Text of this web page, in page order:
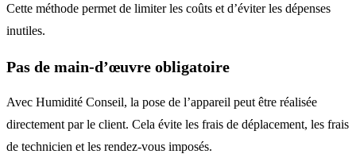
Cette méthode permet de limiter les coûts et d’éviter les dépenses
inutiles.
Pas de main-d’œuvre obligatoire
Avec Humidité Conseil, la pose de l’appareil peut être réalisée
directement par le client. Cela évite les frais de déplacement, les frais
de technicien et les rendez-vous imposés.